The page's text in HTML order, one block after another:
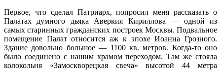
Первое, что сделал Патриарх, попросил меня рассказать о
Палатах думного дьяка Аверкия Кириллова — одной из
самых старинных гражданских построек Москвы. Подвальное
помещение Палат относится аж к эпохе Иоанна Грозного.
Здание довольно большое — 1100 кв. метров. Когда-то оно
было соединено с нашим храмом переходом. Там же стояла
колокольня «Замоскворецкая свеча» высотой 44 метра